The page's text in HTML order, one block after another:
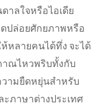
าลใจหรือไอเดีย
ปล่อยศักยภาพหรือ
หลายคนได้ทึ่ง จะได้
าณไหวพริบทั้งกับ
ามยืดหยุ่นสำหรับ
ภาษาต่างประเทศ